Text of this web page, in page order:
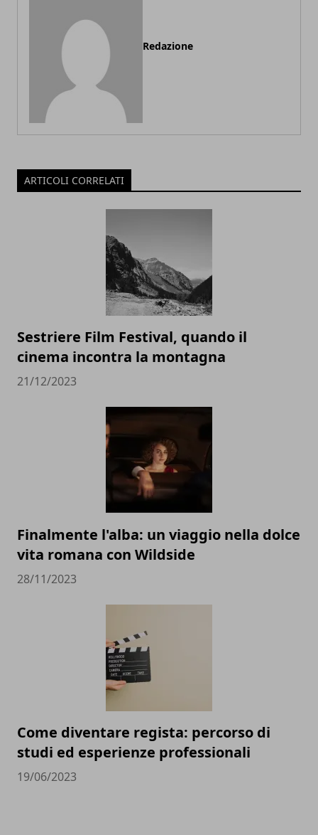
Redazione
ARTICOLI CORRELATI
Sestriere Film Festival, quando il
cinema incontra la montagna
21/12/2023
Finalmente l'alba: un viaggio nella dolce
vita romana con Wildside
28/11/2023
Come diventare regista: percorso di
studi ed esperienze professionali
19/06/2023